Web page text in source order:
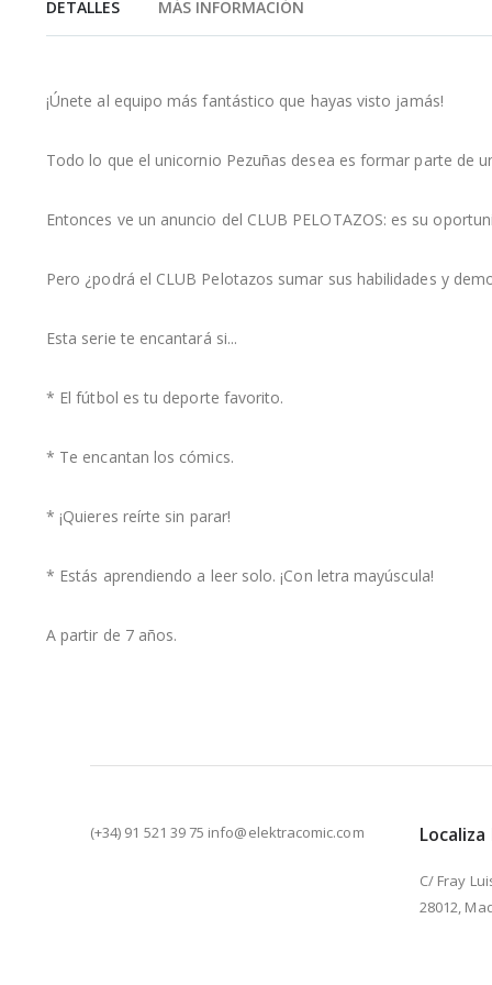
de
la
imágenes
DETALLES
¡Únete al equipo más fantástico que hayas visto jamás!
Todo lo que el unicornio Pezuñas desea es formar parte de
Entonces ve un anuncio del CLUB PELOTAZOS: es su
Pero ¿podrá el CLUB Pelotazos sumar sus habilidades y
Esta serie te encantará si...
* El fútbol es tu deporte favorito.
* Te encantan los cómics.
* ¡Quieres reírte sin parar!
* Estás aprendiendo a leer solo. ¡Con letra mayúscula!
A partir de 7 años.
MÁS INFORMACIÓN
(+34) 91 521 39 75 info@elektracomic.com
C/ Fray
28012,